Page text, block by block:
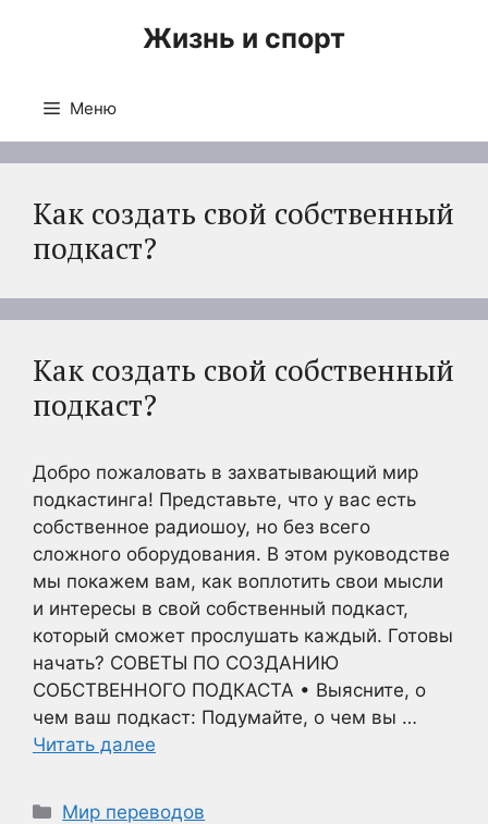
Жизнь и спорт
Меню
Как создать свой собственный
подкаст?
Как создать свой собственный
подкаст?
Добро пожаловать в захватывающий мир
подкастинга! Представьте, что у вас есть
собственное радиошоу, но без всего
сложного оборудования. В этом руководстве
мы покажем вам, как воплотить свои мысли
и интересы в свой собственный подкаст,
который сможет прослушать каждый. Готовы
начать? СОВЕТЫ ПО СОЗДАНИЮ
СОБСТВЕННОГО ПОДКАСТА • Выясните, о
чем ваш подкаст: Подумайте, о чем вы …
Читать далее
Рубрики
Мир переводов